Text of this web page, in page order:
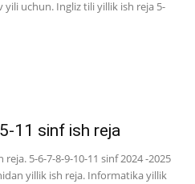
yili uchun. Ingliz tili yillik ish reja 5-
11 sinf ish reja
5-6-7-8-9-10-11 sinf 2024 -2025
yillik ish reja. Informatika yillik